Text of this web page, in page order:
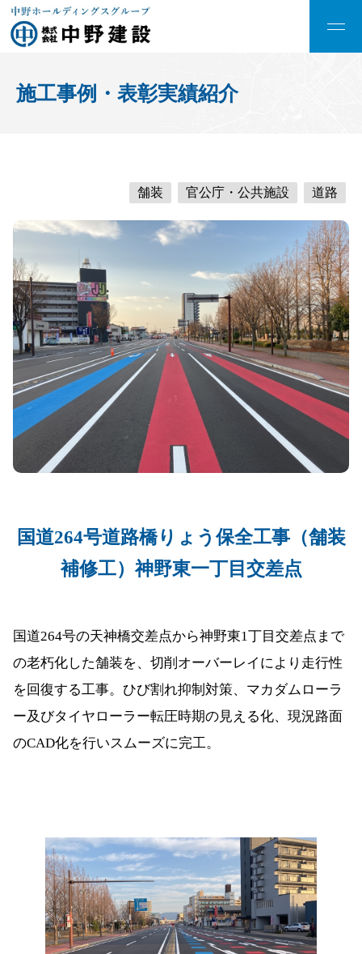
施工事例・表彰実績紹介
舗装 官公庁・公共施設 道路
国道264号道路橋りょう保全工事（舗装
補修工）神野東一丁目交差点
国道264号の天神橋交差点から神野東1丁目交差点まで
の老朽化した舗装を、切削オーバーレイにより走行性
を回復する工事。ひび割れ抑制対策、マカダムローラ
ー及びタイヤローラー転圧時期の見える化、現況路面
のCAD化を行いスムーズに完工。